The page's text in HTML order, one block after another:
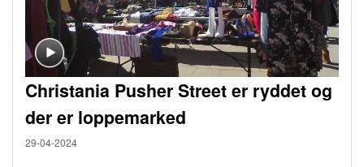
Christania Pusher Street er ryddet og
der er loppemarked
29-04-2024